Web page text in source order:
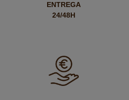
ENTREGA
24/48H